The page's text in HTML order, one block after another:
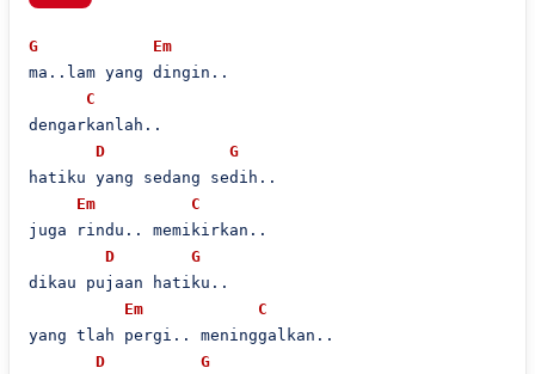
G
Em
ma..lam yang dingin..
C
dengarkanlah..
D
G
hatiku yang sedang sedih..
Em
C
juga rindu.. memikirkan..
D
G
dikau pujaan hatiku..
Em
C
yang tlah pergi.. meninggalkan..
D
G